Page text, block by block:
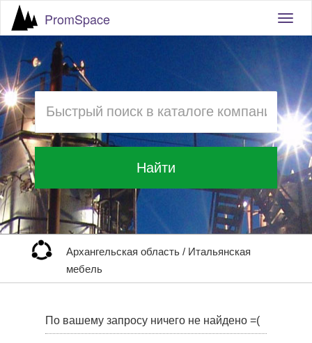
PromSpace
Найти
Архангельская область / Итальянская
мебель
По вашему запросу ничего не найдено =(